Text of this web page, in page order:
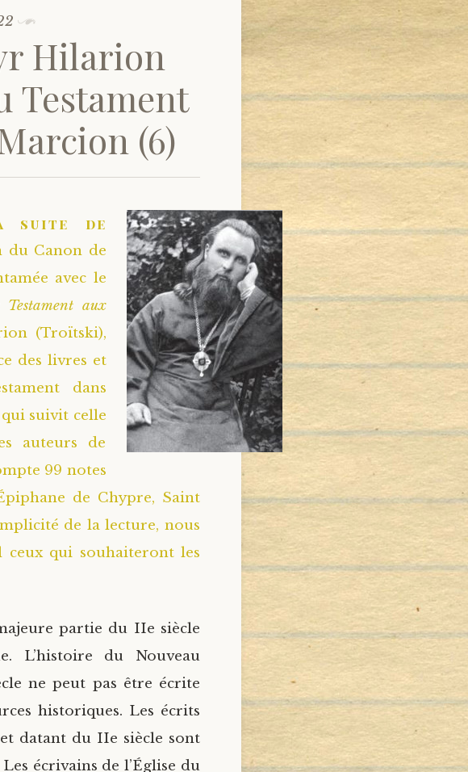
Hilarion
Testament
(6)
suite de
du Canon de
avec le
Testament aux
(Troïtski),
des livres et
dans
suivit celle
auteurs de
99 notes
de Chypre, Saint
de la lecture, nous
ceux qui souhaiteront les
partie du IIe siècle
L’histoire du Nouveau
ne peut pas être écrite
historiques. Les écrits
et datant du IIe siècle sont
écrivains de l’Église du